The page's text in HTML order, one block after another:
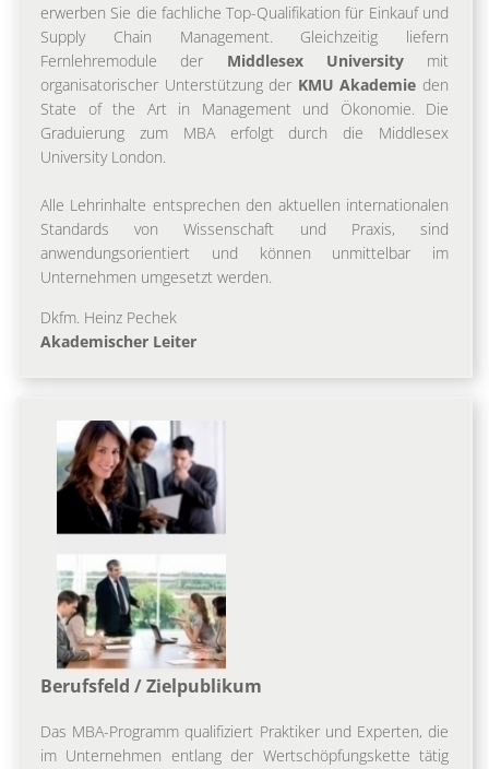
erwerben Sie die fachliche Top-Qualifikation für Einkauf und
Supply Chain Management. Gleichzeitig liefern
Fernlehremodule der Middlesex Universitymit
organisatorischer Unterstützung der KMU Akademie den
State of the Art in Management und Ökonomie. Die
Graduierung zum MBA erfolgt durch die Middlesex
University London.
Alle Lehrinhalte entsprechen den aktuellen internationalen
Standards von Wissenschaft und Praxis, sind
anwendungsorientiert und können unmittelbar im
Unternehmen umgesetzt werden.
Dkfm. Heinz Pechek
Akademischer Leiter
Berufsfeld / Zielpublikum
Das MBA-Programm qualifiziert Praktiker und Experten, die
im Unternehmen entlang der Wertschöpfungskette tätig